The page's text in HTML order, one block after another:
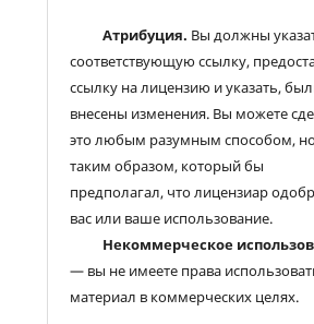
Атрибуция. Вы должны
соответствующую ссылку,
ссылку на лицензию и указать,
внесены изменения. Вы можете
это любым разумным способом,
таким образом, который бы
предполагал, что лицензиар
вас или ваше использование.
Некоммерческое
— вы не имеете права
материал в коммерческих целях.